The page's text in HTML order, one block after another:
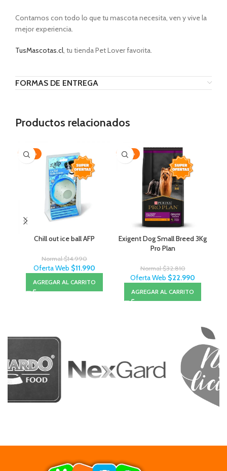
Contamos con todo lo que tu mascota necesita, ven y vive la
mejor experiencia.
TusMascotas.cl, tu tienda Pet Lover favorita.
FORMAS DE ENTREGA
Productos relacionados
-20%
Chill out ice ball AFP
Normal$14.990
Oferta Web $11.990
AGREGAR AL CARRITO
-30%
Exigent Dog Small Breed 3Kg
Pro Plan
Normal$32.810
Oferta Web $22.990
AGREGAR AL CARRITO